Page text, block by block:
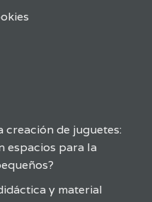
creación de juguetes:
espacios para la
y material